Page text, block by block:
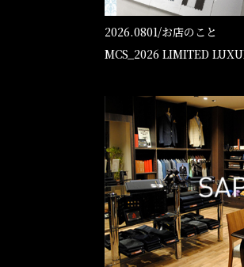
2026.0801/お店のこと
MCS_2026 LIMITED